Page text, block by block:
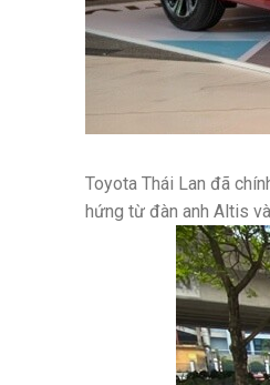
Toyota Thái Lan đã
hứng từ đàn anh Altis